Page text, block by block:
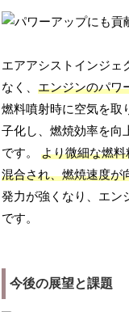
エアアシストインジェ
なく、エンジンのパワ
燃料噴射時に空気を取
子化し、燃焼効率を向
です。より微細な燃
混合され、燃焼速度が
発力が強くなり、エン
です。
今後の展望と課題